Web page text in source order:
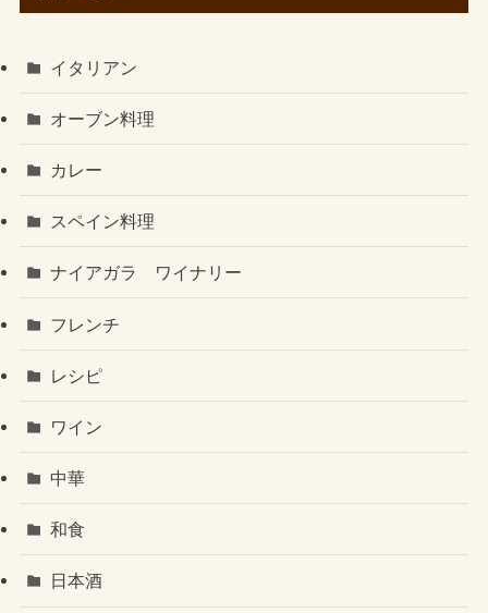
イタリアン
オーブン料理
カレー
スペイン料理
ナイアガラ ワイナリー
フレンチ
レシピ
ワイン
中華
和食
日本酒